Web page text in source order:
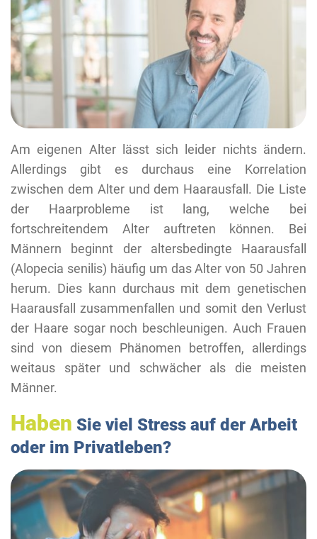
Am eigenen Alter lässt sich leider nichts ändern.
Allerdings gibt es durchaus eine Korrelation
zwischen dem Alter und dem Haarausfall. Die Liste
der Haarprobleme ist lang, welche bei
fortschreitendem Alter auftreten können. Bei
Männern beginnt der altersbedingte Haarausfall
(Alopecia senilis) häufig um das Alter von 50 Jahren
herum. Dies kann durchaus mit dem genetischen
Haarausfall zusammenfallen und somit den Verlust
der Haare sogar noch beschleunigen. Auch Frauen
sind von diesem Phänomen betroffen, allerdings
weitaus später und schwächer als die meisten
Männer.
Haben Sie viel Stress auf der Arbeit
oder im Privatleben?